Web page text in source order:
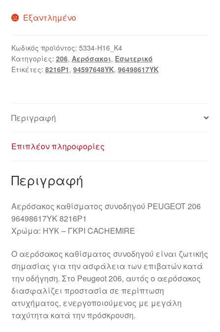
Εξαντλημένο
Κωδικός προϊόντος: 5334-H16_K4
Κατηγορίες: 206, Αερόσακοι, Εσωτερικό
Ετικέτες: 8216P1, 94597648YK, 96498617YK
Περιγραφή
Επιπλέον πληροφορίες
Περιγραφή
Αερόσακος καθίσματος συνοδηγού PEUGEOT 206
96498617YK 8216P1
Χρώμα: HYK – ΓΚΡΙ CACHEMIRE
Ο αερόσακος καθίσματος συνοδηγού είναι ζωτικής
σημασίας για την ασφάλεια των επιβατών κατά
την οδήγηση. Στο Peugeot 206, αυτός ο αερόσακος
διασφαλίζει προστασία σε περίπτωση
ατυχήματος, ενεργοποιούμενος με μεγάλη
ταχύτητα κατά την πρόσκρουση.